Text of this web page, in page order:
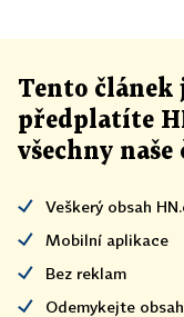
Tento článek
předplatíte
všechny naše
Veškerý obsah
Mobilní aplikace
Bez reklam
Odemykejte